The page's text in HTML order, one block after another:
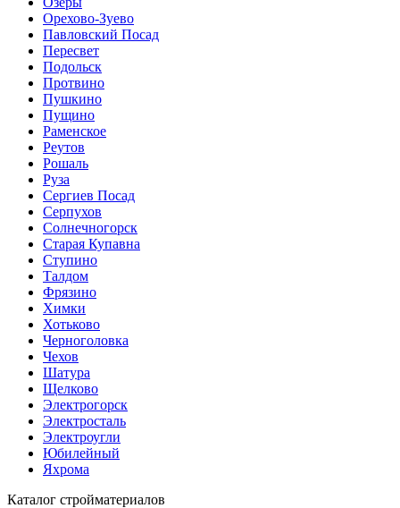
Орехово-Зуево
Павловский Посад
Пересвет
Подольск
Протвино
Пушкино
Пущино
Раменское
Реутов
Рошаль
Руза
Сергиев Посад
Серпухов
Солнечногорск
Старая Купавна
Ступино
Талдом
Фрязино
Химки
Хотьково
Черноголовка
Чехов
Шатура
Щелково
Электрогорск
Электросталь
Электроугли
Юбилейный
Яхрома
Каталог стройматериалов